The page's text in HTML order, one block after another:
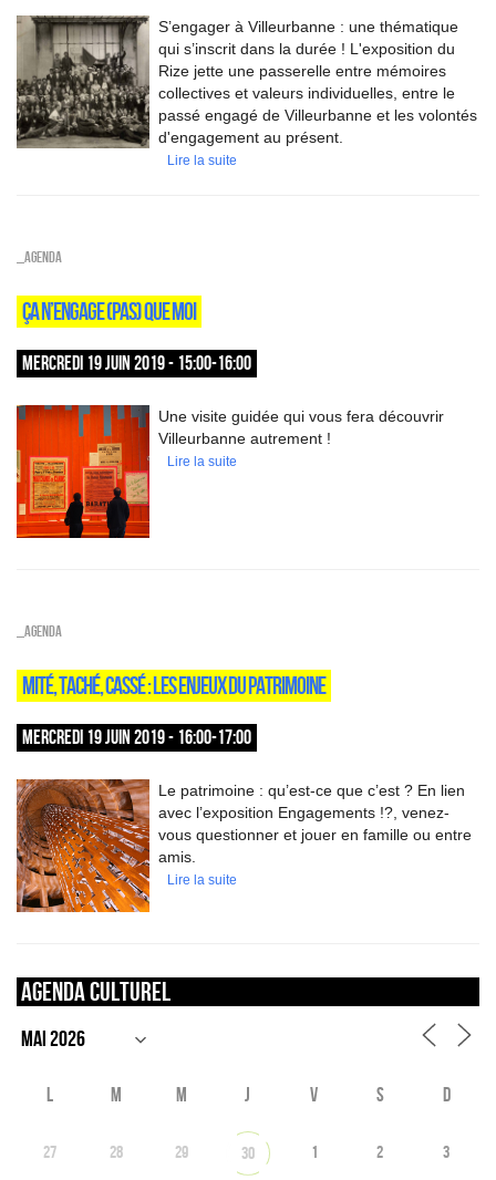
S’engager à Villeurbanne : une thématique
qui s’inscrit dans la durée ! L'exposition du
Rize jette une passerelle entre mémoires
collectives et valeurs individuelles, entre le
passé engagé de Villeurbanne et les volontés
d'engagement au présent.
Lire la suite
_Agenda
ÇA N’ENGAGE (PAS) QUE MOI
MERCREDI 19 JUIN 2019 - 15:00-16:00
Une visite guidée qui vous fera découvrir
Villeurbanne autrement !
Lire la suite
_Agenda
MITÉ, TACHÉ, CASSÉ : LES ENJEUX DU PATRIMOINE
MERCREDI 19 JUIN 2019 - 16:00-17:00
Le patrimoine : qu’est-ce que c’est ? En lien
avec l’exposition Engagements !?, venez-
vous questionner et jouer en famille ou entre
amis.
Lire la suite
Agenda culturel
L M M J V S D
27 28 29 30 1 2 3